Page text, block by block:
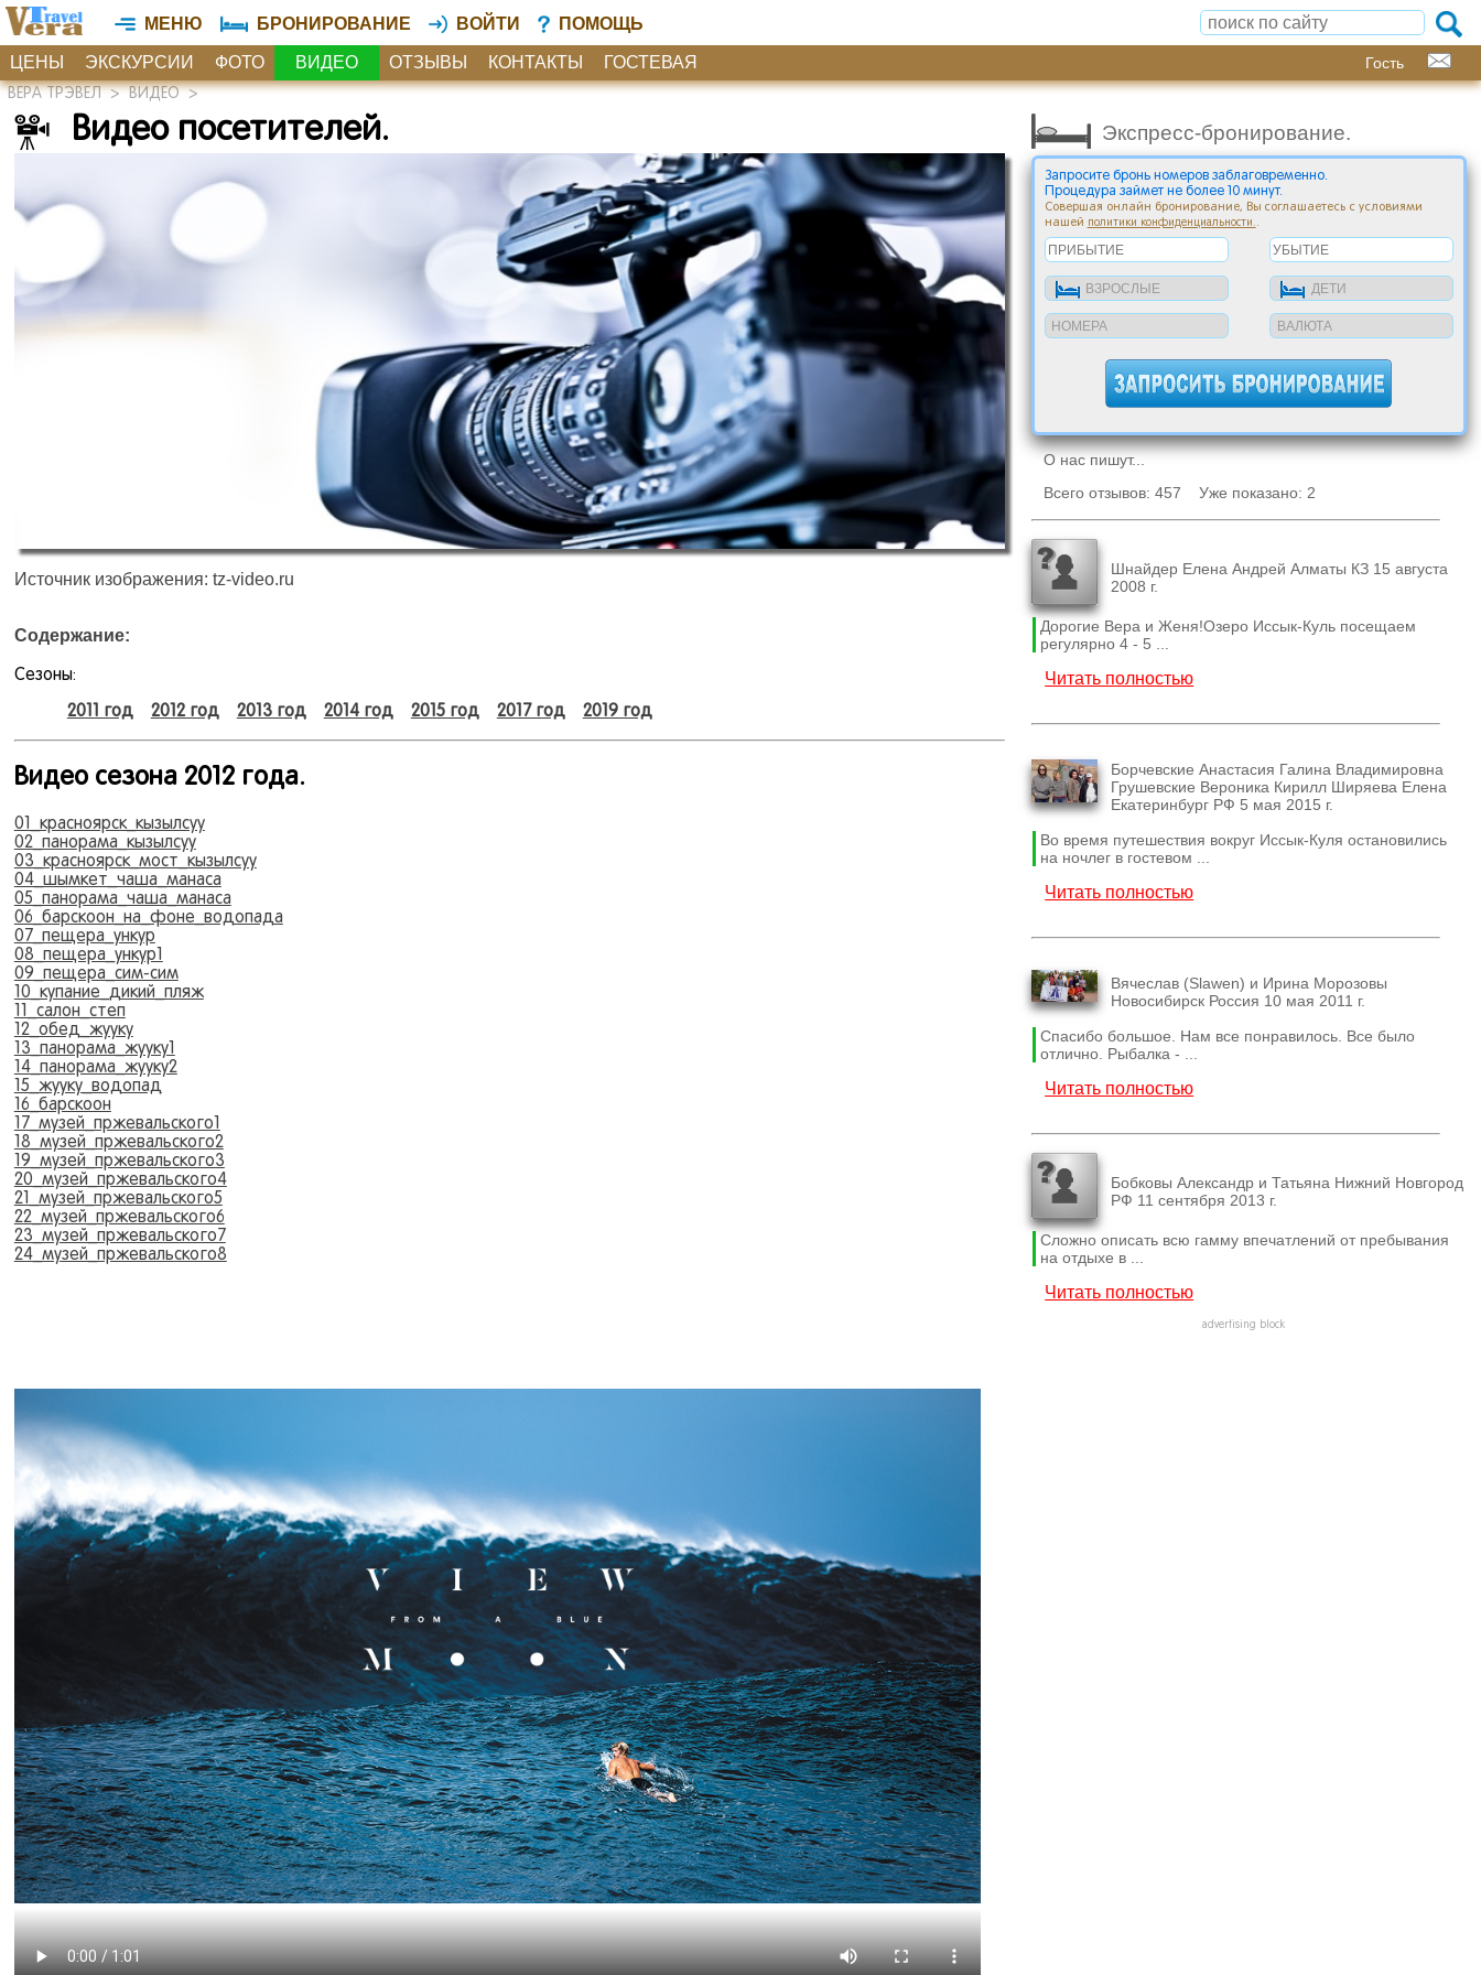
МЕНЮ БРОНИРОВАНИЕ ВОЙТИ ПОМОЩЬ
ЦЕНЫ ЭКСКУРСИИ ФОТО ВИДЕО ОТЗЫВЫ КОНТАКТЫ ГОСТЕВАЯ Гость
ВЕРА ТРЭВЕЛ>ВИДЕО>
Видео посетителей.
Источник изображения: tz-video.ru
Содержание:
Сезоны:
2011 год 2012 год 2013 год 2014 год 2015 год 2017 год 2019 год
Видео сезона 2012 года.
01_красноярск_кызылсуу
02_панорама_кызылсуу
03_красноярск_мост_кызылсуу
04_шымкет_чаша_манаса
05_панорама_чаша_манаса
06_барскоон_на_фоне_водопада
07_пещера_ункур
08_пещера_ункур1
09_пещера_сим-сим
10_купание_дикий_пляж
11_салон_степ
12_обед_жууку
13_панорама_жууку1
14_панорама_жууку2
15_жууку_водопад
16_барскоон
17_музей_пржевальского1
18_музей_пржевальского2
19_музей_пржевальского3
20_музей_пржевальского4
21_музей_пржевальского5
22_музей_пржевальского6
23_музей_пржевальского7
24_музей_пржевальского8
Экспресс-бронирование.
Запросите бронь номеров заблаговременно.
Процедура займет не более 10 минут.
Совершая онлайн бронирование, Вы соглашаетесь с условиями
нашей
политики конфиденциальности. .
О нас пишут...
Всего отзывов: 457 Уже показано: 2
Шнайдер Елена Андрей Алматы КЗ 15 августа
2008 г.
Дорогие Вера и Женя!Озеро Иссык-Куль посещаем
регулярно 4 - 5 ...
Читать полностью
Борчевские Анастасия Галина Владимировна
Грушевские Вероника Кирилл Ширяева Елена
Екатеринбург РФ 5 мая 2015 г.
Во время путешествия вокруг Иссык-Куля остановились
на ночлег в гостевом ...
Читать полностью
Вячеслав (Slawen) и Ирина Морозовы
Новосибирск Россия 10 мая 2011 г.
Спасибо большое. Нам все понравилось. Все было
отлично. Рыбалка - ...
Читать полностью
Бобковы Александр и Татьяна Нижний Новгород
РФ 11 сентября 2013 г.
Сложно описать всю гамму впечатлений от пребывания
на отдыхе в ...
Читать полностью
advertising block